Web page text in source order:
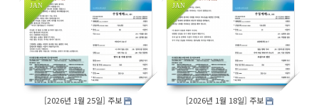
JAN
180
[2026년 1월 25일] 주보
JAN
209
[2026년 1월 18일] 주보